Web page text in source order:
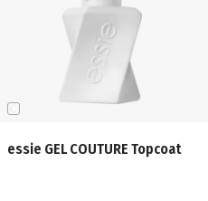
essie GEL COUTURE Topcoat